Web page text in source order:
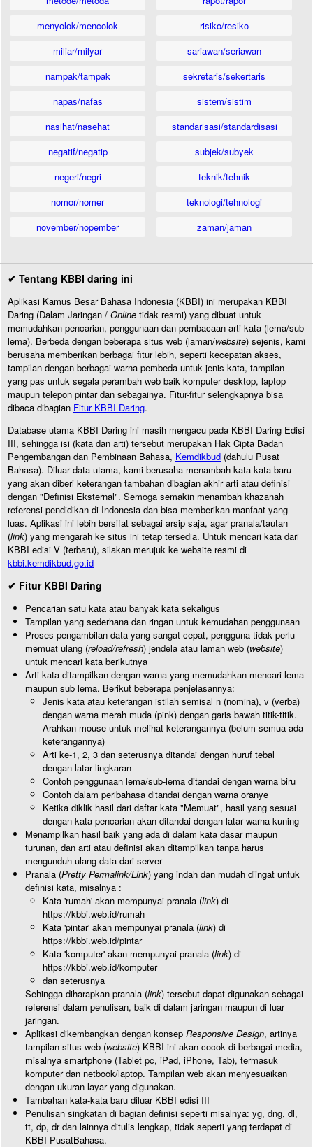
menyolok/mencolok
miliar/milyar
nampak/tampak
napas/nafas
nasihat/nasehat
negatif/negatip
negeri/negri
nomor/nomer
november/nopember
risiko/resiko
sariawan/seriawan
sekretaris/sekertaris
sistem/sistim
standarisasi/standardisasi
subjek/subyek
teknik/tehnik
teknologi/tehnologi
zaman/jaman
✔ Tentang KBBI daring ini
Aplikasi Kamus Besar Bahasa Indonesia (KBBI) ini merupakan KBBI
Daring (Dalam Jaringan / Online tidak resmi) yang dibuat untuk
memudahkan pencarian, penggunaan dan pembacaan arti kata (lema/sub
lema). Berbeda dengan beberapa situs web (laman/website) sejenis, kami
berusaha memberikan berbagai fitur lebih, seperti kecepatan akses,
tampilan dengan berbagai warna pembeda untuk jenis kata, tampilan
yang pas untuk segala perambah web baik komputer desktop, laptop
maupun telepon pintar dan sebagainya. Fitur-fitur selengkapnya bisa
dibaca dibagian Fitur KBBI Daring.
Database utama KBBI Daring ini masih mengacu pada KBBI Daring Edisi
III, sehingga isi (kata dan arti) tersebut merupakan Hak Cipta Badan
Pengembangan dan Pembinaan Bahasa, Kemdikbud (dahulu Pusat
Bahasa). Diluar data utama, kami berusaha menambah kata-kata baru
yang akan diberi keterangan tambahan dibagian akhir arti atau definisi
dengan "Definisi Eksternal". Semoga semakin menambah khazanah
referensi pendidikan di Indonesia dan bisa memberikan manfaat yang
luas. Aplikasi ini lebih bersifat sebagai arsip saja, agar pranala/tautan
(link) yang mengarah ke situs ini tetap tersedia. Untuk mencari kata dari
KBBI edisi V (terbaru), silakan merujuk ke website resmi di
kbbi.kemdikbud.go.id
✔ Fitur KBBI Daring
Pencarian satu kata atau banyak kata sekaligus
Tampilan yang sederhana dan ringan untuk kemudahan penggunaan
Proses pengambilan data yang sangat cepat, pengguna tidak perlu
memuat ulang (reload/refresh) jendela atau laman web (website)
untuk mencari kata berikutnya
Arti kata ditampilkan dengan warna yang memudahkan mencari lema
maupun sub lema. Berikut beberapa penjelasannya:
Jenis kata atau keterangan istilah semisal n (nomina), v (verba)
dengan warna merah muda (pink) dengan garis bawah titik-titik.
Arahkan mouse untuk melihat keterangannya (belum semua ada
keterangannya)
Arti ke-1, 2, 3 dan seterusnya ditandai dengan huruf tebal
dengan latar lingkaran
Contoh penggunaan lema/sub-lema ditandai dengan warna biru
Contoh dalam peribahasa ditandai dengan warna oranye
Ketika diklik hasil dari daftar kata "Memuat", hasil yang sesuai
dengan kata pencarian akan ditandai dengan latar warna kuning
Menampilkan hasil baik yang ada di dalam kata dasar maupun
turunan, dan arti atau definisi akan ditampilkan tanpa harus
mengunduh ulang data dari server
Pranala (Pretty Permalink/Link) yang indah dan mudah diingat untuk
definisi kata, misalnya :
Kata 'rumah' akan mempunyai pranala (link) di
https://kbbi.web.id/rumah
Kata 'pintar' akan mempunyai pranala (link) di
https://kbbi.web.id/pintar
Kata 'komputer' akan mempunyai pranala (link) di
https://kbbi.web.id/komputer
dan seterusnya
Sehingga diharapkan pranala (link) tersebut dapat digunakan sebagai
referensi dalam penulisan, baik di dalam jaringan maupun di luar
jaringan.
Aplikasi dikembangkan dengan konsep Responsive Design, artinya
tampilan situs web (website) KBBI ini akan cocok di berbagai media,
misalnya smartphone (Tablet pc, iPad, iPhone, Tab), termasuk
komputer dan netbook/laptop. Tampilan web akan menyesuaikan
dengan ukuran layar yang digunakan.
Tambahan kata-kata baru diluar KBBI edisi III
Penulisan singkatan di bagian definisi seperti misalnya: yg, dng, dl,
tt, dp, dr dan lainnya ditulis lengkap, tidak seperti yang terdapat di
KBBI PusatBahasa.